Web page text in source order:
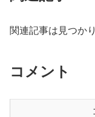
関連記事は見つか
コメント